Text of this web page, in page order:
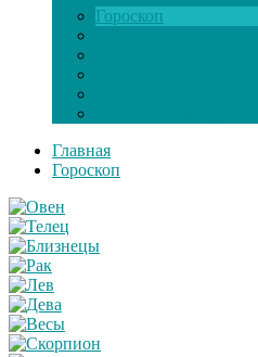
Гороскоп
Главная
Гороскоп